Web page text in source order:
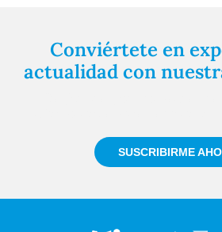
Conviértete en
actualidad con
SUSCRIBIRME